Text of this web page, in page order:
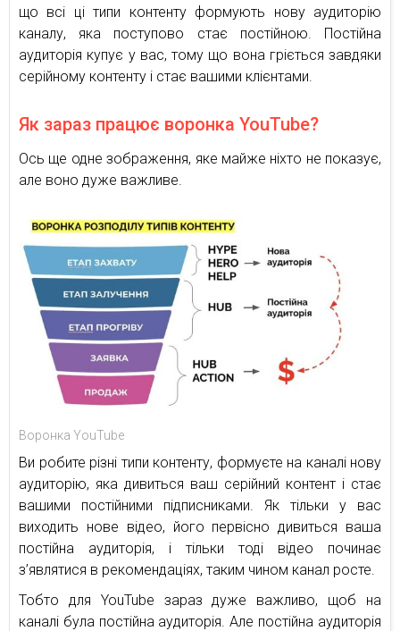
що всі ці типи контенту формують нову аудиторію
каналу, яка поступово стає постійною. Постійна
аудиторія купує у вас, тому що вона гріється завдяки
серійному контенту і стає вашими клієнтами.
Як зараз працює воронка YouTube?
Ось ще одне зображення, яке майже ніхто не показує,
але воно дуже важливе.
Воронка YouTube
Ви робите різні типи контенту, формуєте на каналі нову
аудиторію, яка дивиться ваш серійний контент і стає
вашими постійними підписниками. Як тільки у вас
виходить нове відео, його первісно дивиться ваша
постійна аудиторія, і тільки тоді відео починає
з’являтися в рекомендаціях, таким чином канал росте.
Тобто для YouTube зараз дуже важливо, щоб на
каналі була постійна аудиторія. Але постійна аудиторія